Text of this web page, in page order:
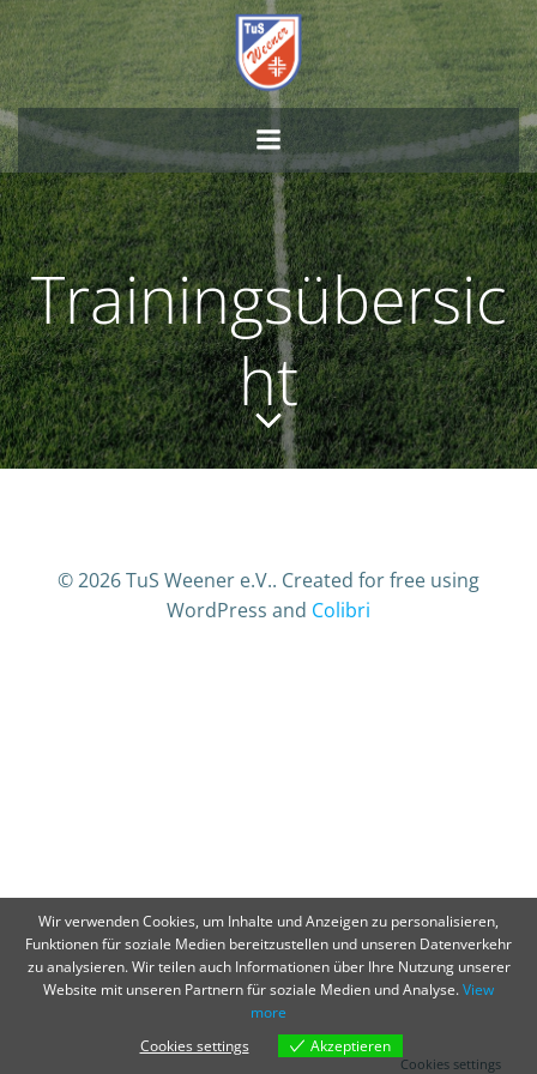
Zum
Inhalt
springen
Trainingsübersic
ht
© 2026 TuS Weener e.V.. Created for free using
WordPress and Colibri
Wir verwenden Cookies, um Inhalte und Anzeigen zu personalisieren,
Funktionen für soziale Medien bereitzustellen und unseren Datenverkehr
zu analysieren. Wir teilen auch Informationen über Ihre Nutzung unserer
Website mit unseren Partnern für soziale Medien und Analyse.View
more
Cookies settings
Akzeptieren
Cookies settings